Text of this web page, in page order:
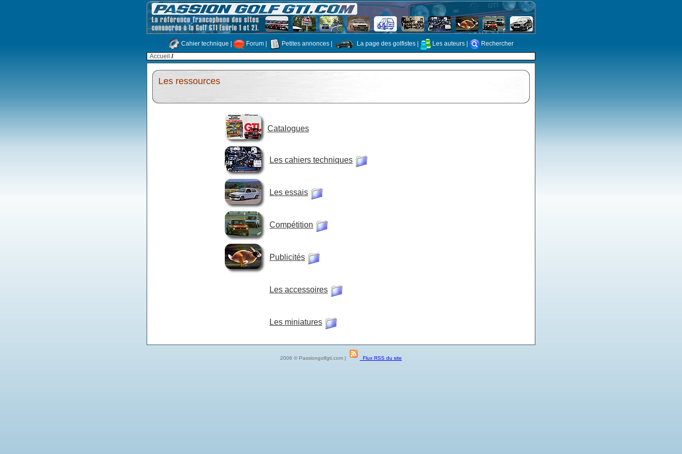
Cahier technique Forum Petites annonces La page des golfistes Les auteurs
Rechercher
Accueil /
Les ressources
Catalogues
Les cahiers techniques
Les essais
Compétition
Publicités
Les accessoires
Les miniatures
2006 © Passiongolfgti.com | Flux RSS du site